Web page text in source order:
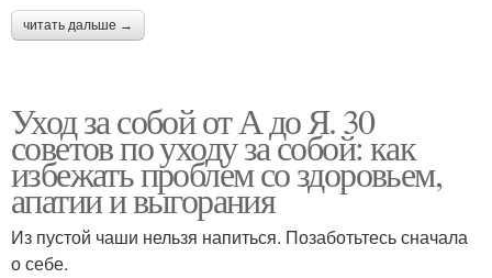
читать дальше →
Уход за собой от А до Я. 30
советов по уходу за собой: как
избежать проблем со здоровьем,
апатии и выгорания
Из пустой чаши нельзя напиться. Позаботьтесь сначала
о себе.